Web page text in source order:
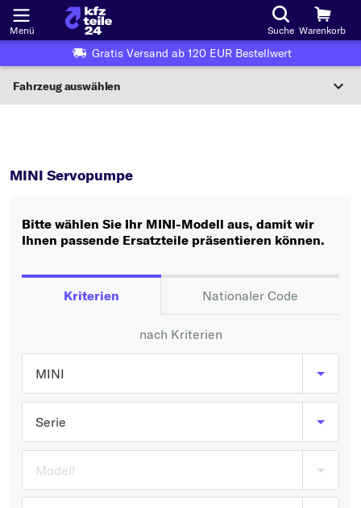
Menü Suche Warenkorb
Gratis Versand ab 120 EUR Bestellwert
Fahrzeug auswählen
Wo finde ich die?
Oder
Hersteller wählen
Typ wählen
MINI Servopumpe
Bitte wählen Sie Ihr MINI-Modell aus, damit wir
Ihnen passende Ersatzteile präsentieren können.
Kriterien Nationaler Code
nach Kriterien
MINI
Serie
Modell